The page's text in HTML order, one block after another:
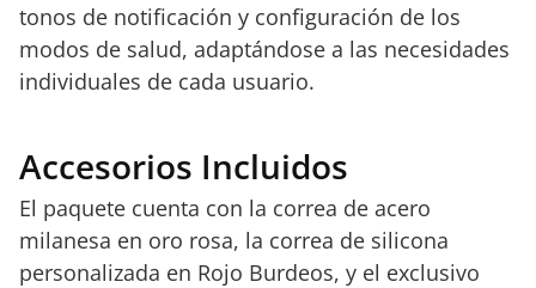
tonos de notificación y configuración de los
modos de salud, adaptándose a las necesidades
individuales de cada usuario.
Accesorios Incluidos
El paquete cuenta con la correa de acero
milanesa en oro rosa, la correa de silicona
personalizada en Rojo Burdeos, y el exclusivo